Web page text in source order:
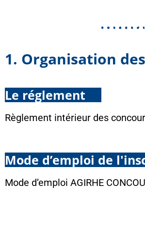
1. Organisation
Le réglement
Règlement intérieur des
Mode d’emploi de
Mode d’emploi AGIRHE